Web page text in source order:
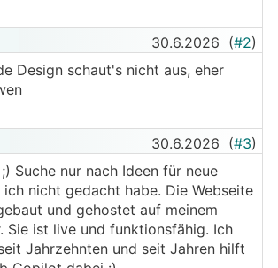
30.6.2026 (#2)
Design schaut's nicht aus, eher
30.6.2026 (#3)
Suche nur nach Ideen für neue
ich nicht gedacht habe. Die Webseite
und gehostet auf meinem
Sie ist live und funktionsfähig. Ich
Jahrzehnten und seit Jahren hilft